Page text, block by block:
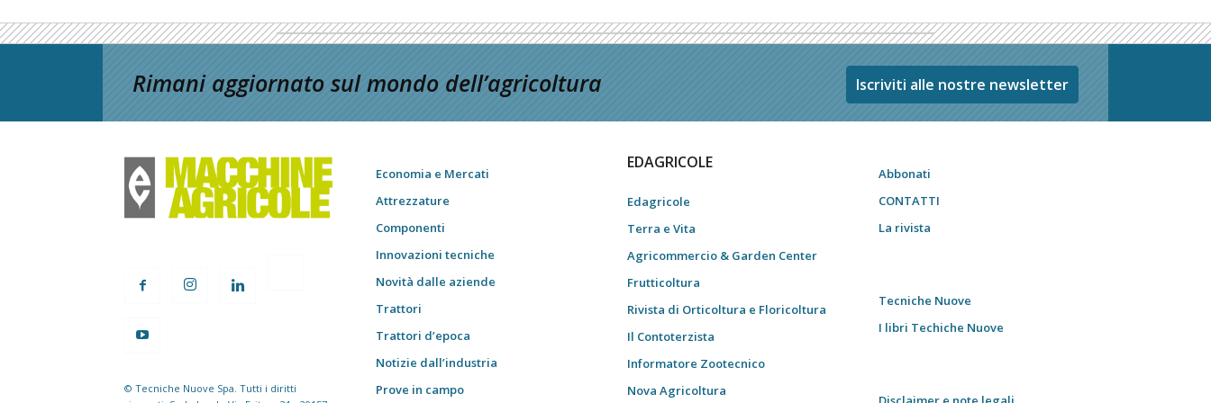
Rimani aggiornato sul mondo dell’agricoltura Iscriviti alle nostre newsletter
© Tecniche Nuove Spa. Tutti i diritti
Economia e Mercati
Attrezzature
Componenti
Innovazioni tecniche
Novità dalle aziende
Trattori
Trattori d’epoca
Notizie dall’industria
Prove in campo
EDAGRICOLE
Edagricole
Terra e Vita
Agricommercio & Garden Center
Frutticoltura
Rivista di Orticoltura e Floricoltura
Il Contoterzista
Informatore Zootecnico
Nova Agricoltura
Abbonati
CONTATTI
La rivista
Tecniche Nuove
I libri Techiche Nuove